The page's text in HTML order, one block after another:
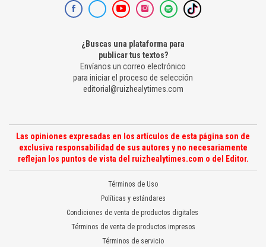
¿Buscas una plataforma para
publicar tus textos?
Envíanos un correo electrónico
para iniciar el proceso de selección
editorial@ruizhealytimes.com
Las opiniones expresadas en los artículos de esta página son de
exclusiva responsabilidad de sus autores y no necesariamente
reflejan los puntos de vista del ruizhealytimes.com o del Editor.
Términos de Uso
Políticas y estándares
Condiciones de venta de productos digitales
Términos de venta de productos impresos
Términos de servicio